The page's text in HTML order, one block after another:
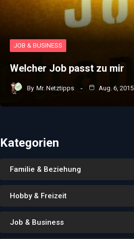
JOB & BUSINESS
Welcher Job passt zu mir
By Mr. Netztipps Aug. 6, 2015
Kategorien
Familie & Beziehung
Hobby & Freizeit
Job & Business